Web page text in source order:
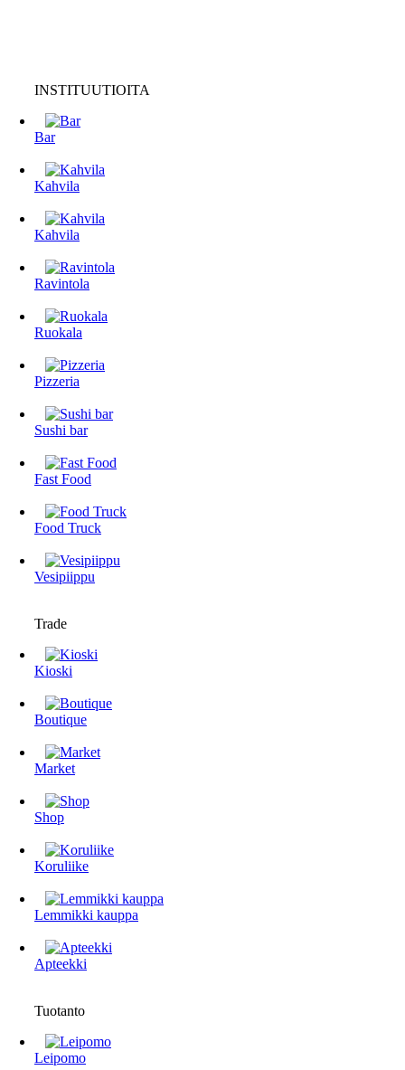
INSTITUUTIOITA
Bar
Kahvila
Kahvila
Ravintola
Ruokala
Pizzeria
Sushi bar
Fast Food
Food Truck
Vesipiippu
Trade
Kioski
Boutique
Market
Shop
Koruliike
Lemmikki kauppa
Apteekki
Tuotanto
Leipomo